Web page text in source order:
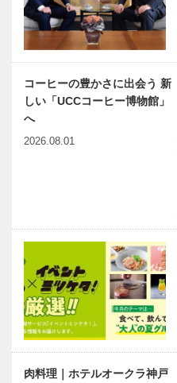
コーヒーの豊かさに出会う 新
しい「UCCコーヒー博物館」
へ
2026.08.01
肉料理｜ホテルオークラ神戸